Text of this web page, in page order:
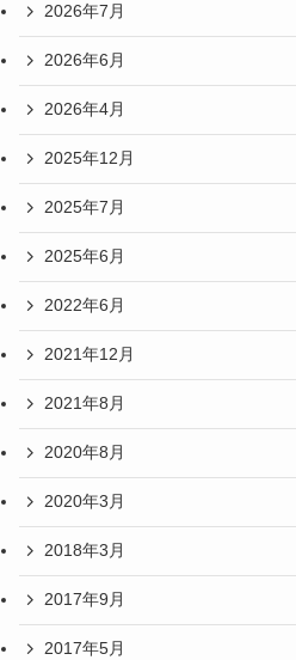
2026年7月
2026年6月
2026年4月
2025年12月
2025年7月
2025年6月
2022年6月
2021年12月
2021年8月
2020年8月
2020年3月
2018年3月
2017年9月
2017年5月